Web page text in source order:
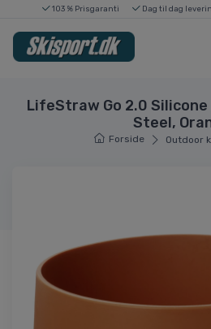
103 % Prisgaranti Dag til dag
LifeStraw Go 2.0
Steel,
Forside Outdoor